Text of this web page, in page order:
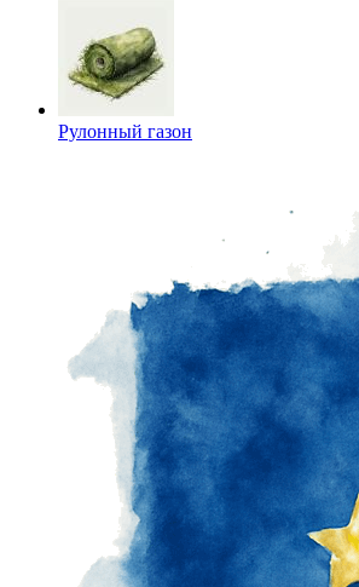
Рулонный газон